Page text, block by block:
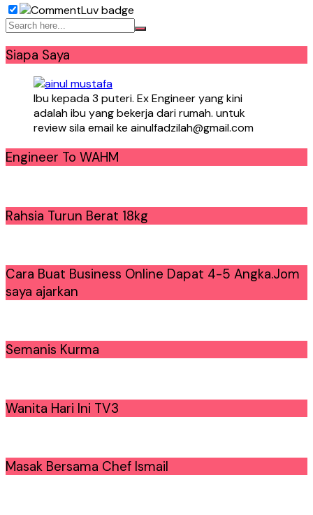
Siapa Saya
Ibu kepada 3 puteri. Ex Engineer yang kini
adalah ibu yang bekerja dari rumah. untuk
review sila email ke ainulfadzilah@gmail.com
Engineer To WAHM
Rahsia Turun Berat 18kg
Cara Buat Business Online Dapat 4-5 Angka.Jom
saya ajarkan
Semanis Kurma
Wanita Hari Ini TV3
Masak Bersama Chef Ismail